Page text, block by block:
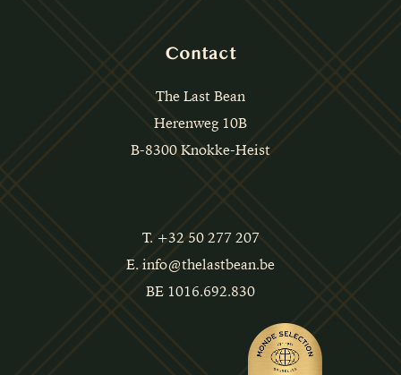
Contact
The Last Bean
Herenweg 10B
B-8300 Knokke-Heist
T. +32 50 277 207
E. info@thelastbean.be
BE 1016.692.830